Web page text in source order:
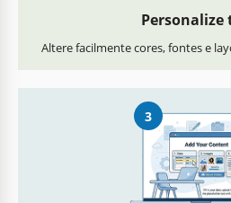
Personalize
Altere facilmente cores, fontes e
3